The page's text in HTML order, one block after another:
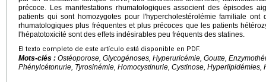
précoce. Les manifestations rhumatologiques associent des épisodes
patients qui sont homozygotes pour l'hypercholestérolémie familiale ont
rhumatologiques plus fréquentes et plus précoces que les patients
l'hépatotoxicité sont des effets indésirables peu fréquents des statines.
El texto completo de este artículo está disponible en PDF.
Mots-clés : Ostéoporose, Glycogénoses, Hyperuricémie, Goutte,
Phénylcétonurie, Tyrosinémie, Homocystinurie, Cystinose,